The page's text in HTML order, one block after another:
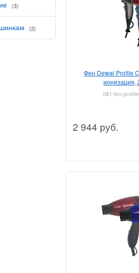
(3)
(2)
Фен Dewal Profile
ионизация,
081-fen-
2 944 руб.